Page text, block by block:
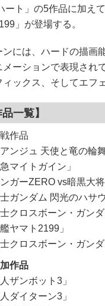
ート」の5作品に加え
」が登場する。
には、ハードの描画
メーションで表現され
ィックス、そしてエフ
一覧】
作品
アンジュ 天使と竜の輪舞
マイトガイン」
ンガーZERO vs暗黒大
士ガンダム 閃光のハサ
士クロスボーン・ガン
ヤマト2199」
士クロスボーン・ガン
作品
ザンボット3」
ダイターン3」